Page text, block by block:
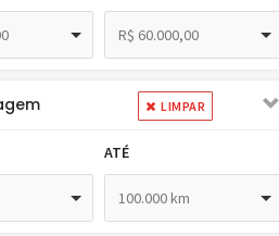
R$ 60.000,00
LIMPAR
ATÉ
100.000 km